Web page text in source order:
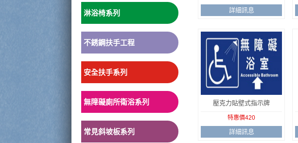
淋浴椅系列
不銹鋼扶手工程
安全扶手系列
無障礙廁所衛浴系列
常見斜坡板系列
詳細訊息
壓克力貼壁式指示牌
特惠價420
詳細訊息